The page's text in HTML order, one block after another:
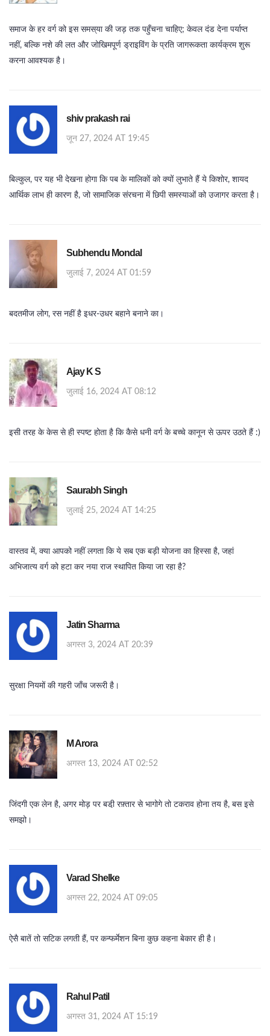
समाज के हर वर्ग को इस समस्या की जड़ तक पहुँचना चाहिए; केवल दंड देना पर्याप्त
नहीं, बल्कि नशे की लत और जोखिमपूर्ण ड्राइविंग के प्रति जागरूकता कार्यक्रम शुरू
करना आवश्यक है।
shiv prakash rai
जून 27, 2024 AT 19:45
बिल्कुल, पर यह भी देखना होगा कि पब के मालिकों को क्यों लुभाते हैं ये किशोर, शायद
आर्थिक लाभ ही कारण है, जो सामाजिक संरचना में छिपी समस्याओं को उजागर करता है।
Subhendu Mondal
जुलाई 7, 2024 AT 01:59
बदतमीज लोग, रस नहीं है इधर-उधर बहाने बनाने का।
Ajay K S
जुलाई 16, 2024 AT 08:12
इसी तरह के केस से ही स्पष्ट होता है कि कैसे धनी वर्ग के बच्चे कानून से ऊपर उठते हैं :)
Saurabh Singh
जुलाई 25, 2024 AT 14:25
वास्तव में, क्या आपको नहीं लगता कि ये सब एक बड़ी योजना का हिस्सा है, जहां
अभिजात्य वर्ग को हटा कर नया राज स्थापित किया जा रहा है?
Jatin Sharma
अगस्त 3, 2024 AT 20:39
सुरक्षा नियमों की गहरी जाँच जरूरी है।
M Arora
अगस्त 13, 2024 AT 02:52
जिंदगी एक लेन है, अगर मोड़ पर बडी़ रफ़्तार से भागोगे तो टकराव होना तय है, बस इसे
समझो।
Varad Shelke
अगस्त 22, 2024 AT 09:05
ऐसै बातें तो सटिक लगती हैं, पर कन्फर्मेशन बिना कुछ कहना बेकार ही है।
Rahul Patil
अगस्त 31, 2024 AT 15:19